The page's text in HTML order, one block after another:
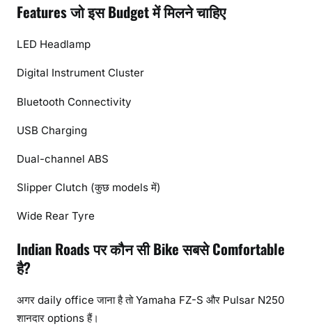
Features जो इस Budget में मिलने चाहिए
LED Headlamp
Digital Instrument Cluster
Bluetooth Connectivity
USB Charging
Dual-channel ABS
Slipper Clutch (कुछ models में)
Wide Rear Tyre
Indian Roads पर कौन सी Bike सबसे Comfortable
है?
अगर daily office जाना है तो Yamaha FZ-S और Pulsar N250
शानदार options हैं।